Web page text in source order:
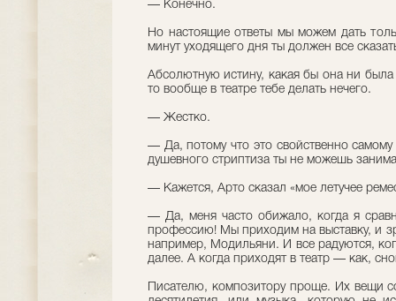
— Конечно.
Но настоящие ответы мы можем дать
минут уходящего дня ты должен все
Абсолютную истину, какая бы она ни
то вообще в театре тебе делать нечего.
— Жестко.
— Да, потому что это свойственно
душевного стриптиза ты не можешь
— Кажется, Арто сказал «мое летучее
— Да, меня часто обижало, когда я
профессию! Мы приходим на выставку, и
например, Модильяни. И все радуются,
далее. А когда приходят в театр — как,
Писателю, композитору проще. Их вещи